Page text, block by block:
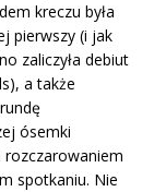
kreczu była
pierwszy (i jak
zaliczyła debiut
a także
ósemki
rozczarowaniem
spotkaniu. Nie